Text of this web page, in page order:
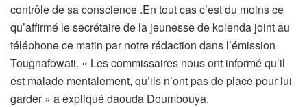
contrôle de sa conscience .En tout cas c’est du moins ce
qu’affirmé le secrétaire de la jeunesse de kolenda joint au
téléphone ce matin par notre rédaction dans l’émission
Tougnafowati. « Les commissaires nous ont informé qu’il
est malade mentalement, qu’ils n’ont pas de place pour lui
garder » a expliqué daouda Doumbouya.